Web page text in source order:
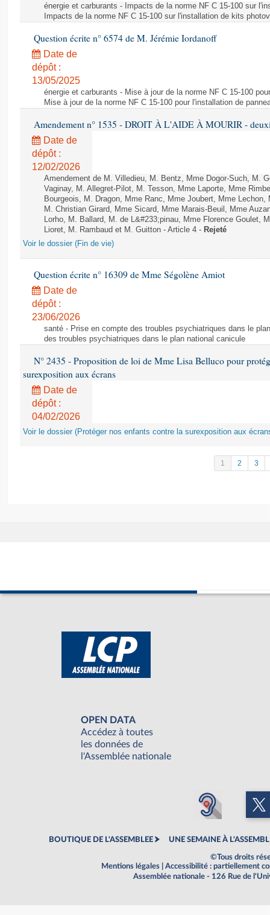
énergie et carburants - Impacts de la norme NF C 15-100 sur
Impacts de la norme NF C 15-100 sur l'installation de kits
Question écrite n° 6574 de M. Jérémie Iordanoff
Date de
dépôt :
13/05/2025
énergie et carburants - Mise à jour de la norme NF C 15-100
Mise à jour de la norme NF C 15-100 pour l'installation de
Amendement n° 1535 - DROIT À L'AIDE À MOURIR -
Date de
dépôt :
12/02/2026
Amendement de M. Villedieu, M. Bentz, Mme Dogor-Such, M.
Vaginay, M. Allegret-Pilot, M. Tesson, Mme Laporte, Mme
Bourgeois, M. Dragon, Mme Ranc, Mme Joubert, Mme
M. Christian Girard, Mme Sicard, Mme Marais-Beuil, Mme
Lorho, M. Ballard, M. de L&#233;pinau, Mme Florence Goulet,
Lioret, M. Rambaud et M. Guitton - Article 4 - Rejeté
Voir le dossier (Fin de vie)
Question écrite n° 16309 de Mme Ségolène Amiot
Date de
dépôt :
23/06/2026
santé - Prise en compte des troubles psychiatriques dans le
des troubles psychiatriques dans le plan national canicule
N° 2435 - Proposition de loi de Mme Lisa Belluco pour
surexposition aux écrans
Date de
dépôt :
04/02/2026
Voir le dossier (Protéger nos enfants contre la surexposition aux
1 2 3
OPEN DATA
Accédez à toutes
les données de
l'Assemblée nationale
BOUTIQUE DE L'ASSEMBLEE UNE SEMAINE À
©Tous droits
Mentions légales
Accessibilité : partiellement
Assemblée nationale - 126 Rue de